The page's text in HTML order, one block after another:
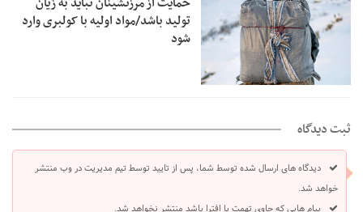
تولید باشد/مواد اولیه با کولبری وارد
شود
ثبت دیدگاه
دیدگاه های ارسال شده توسط شما، پس از تایید توسط تیم مدیریت در وب منتشر
خواهد شد.
پیام هایی که حاوی تهمت یا افترا باشد منتشر نخواهد شد.